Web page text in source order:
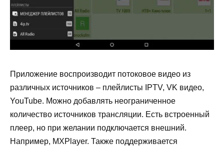
Приложение воспроизводит потоковое видео из
различных источников – плейлисты IPTV, VK видео,
YouTube. Можно добавлять неограниченное
количество источников трансляции. Есть встроенный
плеер, но при желании подключается внешний.
Например, MXPlayer. Также поддерживается